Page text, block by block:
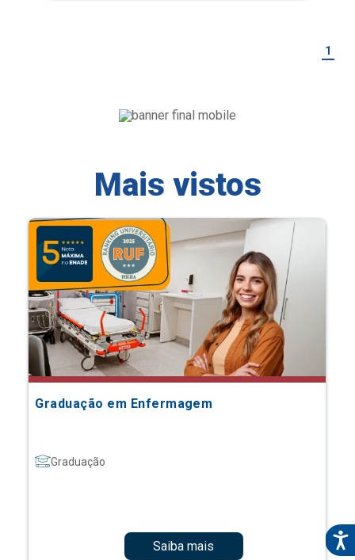
1
Mais vistos
Graduação em Enfermagem
Graduação
Saiba mais